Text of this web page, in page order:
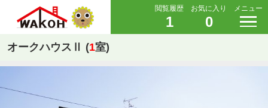
閲覧履歴
1
お気に入り
0
メニュー
オークハウスⅡ (1室)